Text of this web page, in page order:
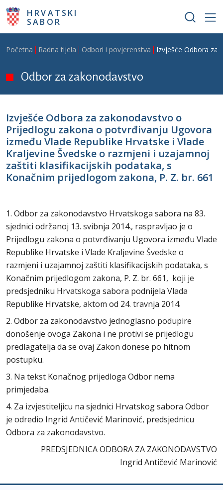
Skoči na glavni sadržaj
HRVATSKI
SABOR
Breadcrumb
Početna Radna tijela Odbori i povjerenstva Izvješće Odbora za
Odbor za zakonodavstvo
Izvješće Odbora za zakonodavstvo o
Prijedlogu zakona o potvrđivanju Ugovora
između Vlade Republike Hrvatske i Vlade
Kraljevine Švedske o razmjeni i uzajamnoj
zaštiti klasifikacijskih podataka, s
Konačnim prijedlogom zakona, P. Z. br. 661
1. Odbor za zakonodavstvo Hrvatskoga sabora na 83.
sjednici održanoj 13. svibnja 2014., raspravljao je o
Prijedlogu zakona o potvrđivanju Ugovora između Vlade
Republike Hrvatske i Vlade Kraljevine Švedske o
razmjeni i uzajamnoj zaštiti klasifikacijskih podataka, s
Konačnim prijedlogom zakona, P. Z. br. 661, koji je
predsjedniku Hrvatskoga sabora podnijela Vlada
Republike Hrvatske, aktom od 24. travnja 2014.
2. Odbor za zakonodavstvo jednoglasno podupire
donošenje ovoga Zakona i ne protivi se prijedlogu
predlagatelja da se ovaj Zakon donese po hitnom
postupku.
3. Na tekst Konačnog prijedloga Odbor nema
primjedaba.
4. Za izvjestiteljicu na sjednici Hrvatskog sabora Odbor
je odredio Ingrid Antičević Marinović, predsjednicu
Odbora za zakonodavstvo.
PREDSJEDNICA ODBORA ZA ZAKONODAVSTVO
Ingrid Antičević Marinović